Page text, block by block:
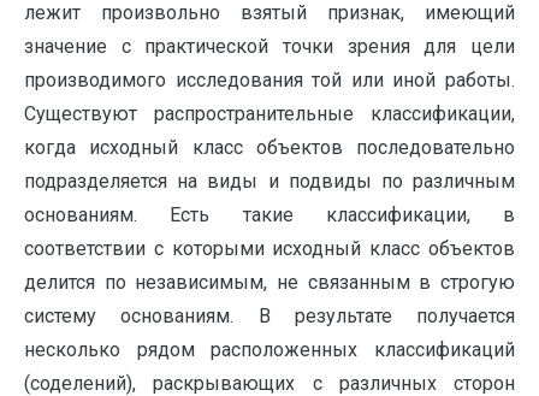
лежит произвольно взятый признак, имеющий
значение с практической точки зрения для цели
производимого исследования той или иной работы.
Существуют распространительные классификации,
когда исходный класс объектов последовательно
подразделяется на виды и подвиды по различным
основаниям. Есть такие классификации, в
соответствии с которыми исходный класс объектов
делится по независимым, не связанным в строгую
систему основаниям. В результате получается
несколько рядом расположенных классификаций
(соделений), раскрывающих с различных сторон